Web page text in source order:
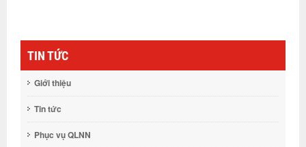
TIN TỨC
Giới thiệu
Tin tức
Phục vụ QLNN